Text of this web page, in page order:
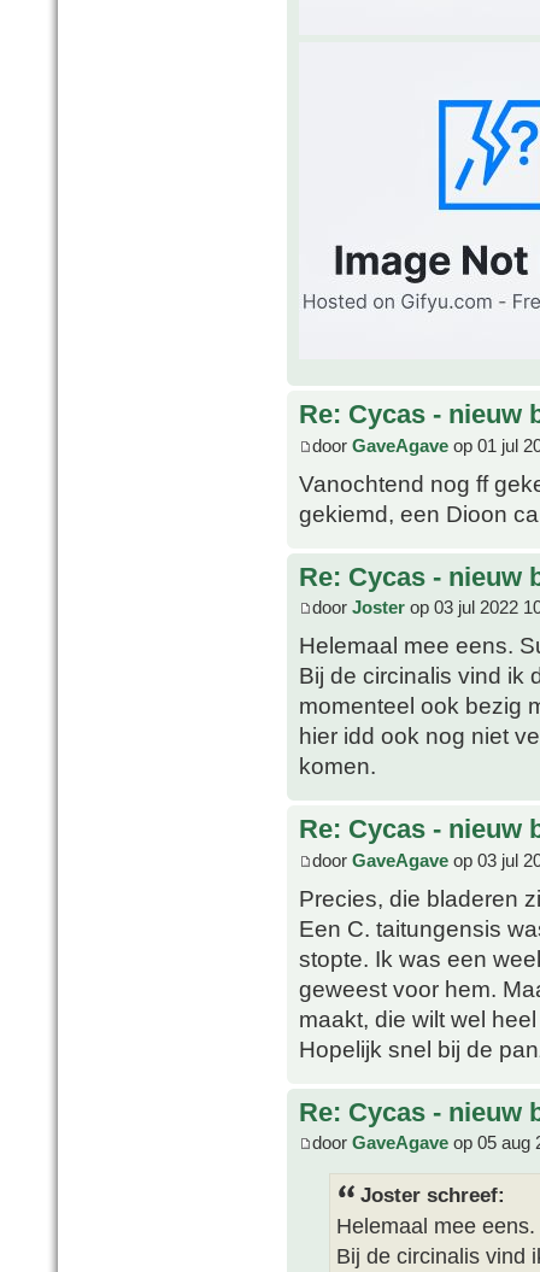
Re: Cycas - nieuw
door GaveAgave op 01 jul
Vanochtend nog ff
gekiemd, een Dioon
Re: Cycas - nieuw
door Joster op 03 jul 2022
Helemaal mee eens.
Bij de circinalis vind ik
momenteel ook bezig
hier idd ook nog niet
komen.
Re: Cycas - nieuw
door GaveAgave op 03 jul
Precies, die bladeren
Een C. taitungensis
stopte. Ik was een
geweest voor hem.
maakt, die wilt wel
Hopelijk snel bij de
Re: Cycas - nieuw
door GaveAgave op 05 aug
Joster schreef:
Helemaal mee
Bij de circinalis vind